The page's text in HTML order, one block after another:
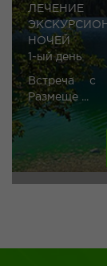
НОЧЕЙ
1-ый день
Встреча с
Размеще ...